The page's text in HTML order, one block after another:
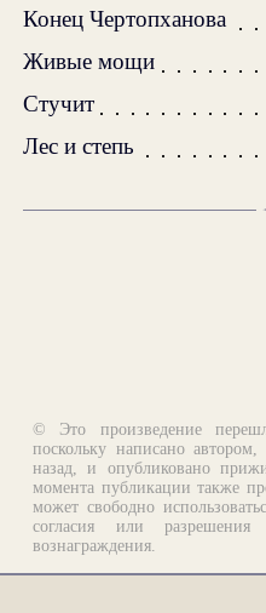
Конец Чертопханова
Живые мощи
Стучит
Лес и степь
© Это произведение
поскольку написано
назад, и опубликовано
момента публикации также
может свободно
согласия или
вознаграждения.